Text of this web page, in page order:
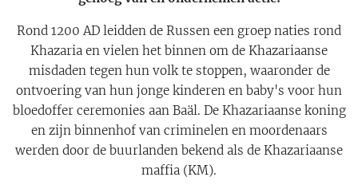
Rond 1200 AD leidden de Russen een groep naties rond
Khazaria en vielen het binnen om de Khazariaanse
misdaden tegen hun volk te stoppen, waaronder de
ontvoering van hun jonge kinderen en baby's voor hun
bloedoffer ceremonies aan Baäl. De Khazariaanse koning
en zijn binnenhof van criminelen en moordenaars
werden door de buurlanden bekend als de Khazariaanse
maffia (KM).